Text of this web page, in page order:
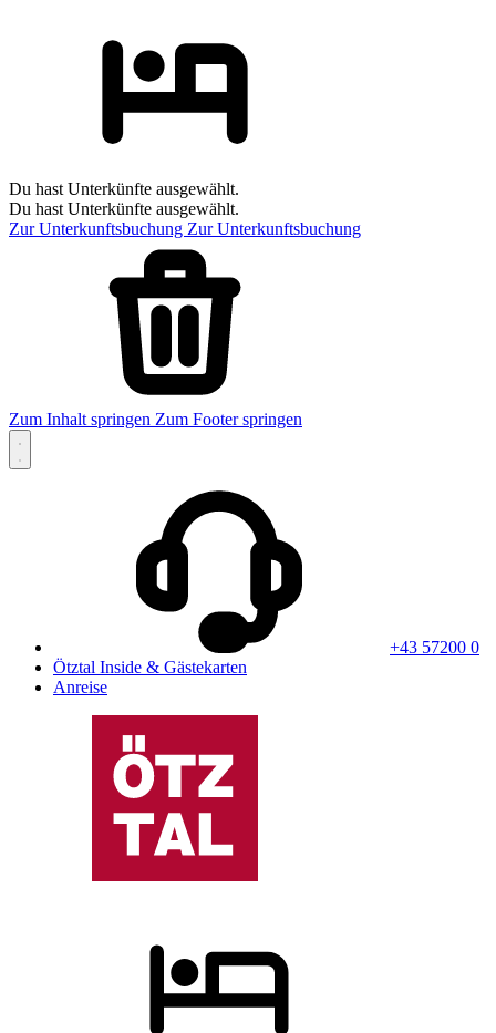
Du hast Unterkünfte ausgewählt.
Du hast Unterkünfte ausgewählt.
Zur Unterkunftsbuchung Zur Unterkunftsbuchung
Zum Inhalt springen Zum Footer springen
+43 57200 0
Ötztal Inside & Gästekarten
Anreise